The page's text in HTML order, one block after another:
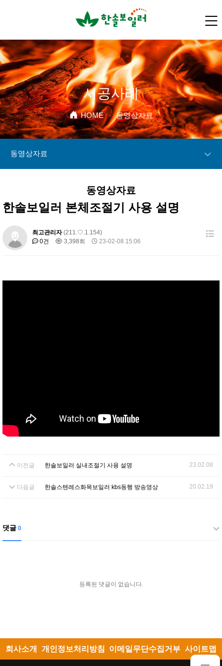
시공사례
HOME · 동영상자료
동영상자료
동영상자료
한솔보일러 본체조절기 사용 설명
최고관리자(211.♡.1.154)
0건
3,398회 23-02-08 15:06
이전글 한솔보일러 실내조절기 사용 설명 23.02.08
다음글 한솔스텐레스화목보일러 kbs동행 방송영상 20.02.19
댓글 0
등록된 댓글이 없습니다.
회사소개 개인정보처리방침 이메일무단수집거부 사이트맵